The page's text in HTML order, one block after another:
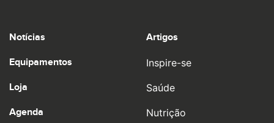
Notícias
Equipamentos
Loja
Agenda
Artigos
Inspire-se
Saúde
Nutrição